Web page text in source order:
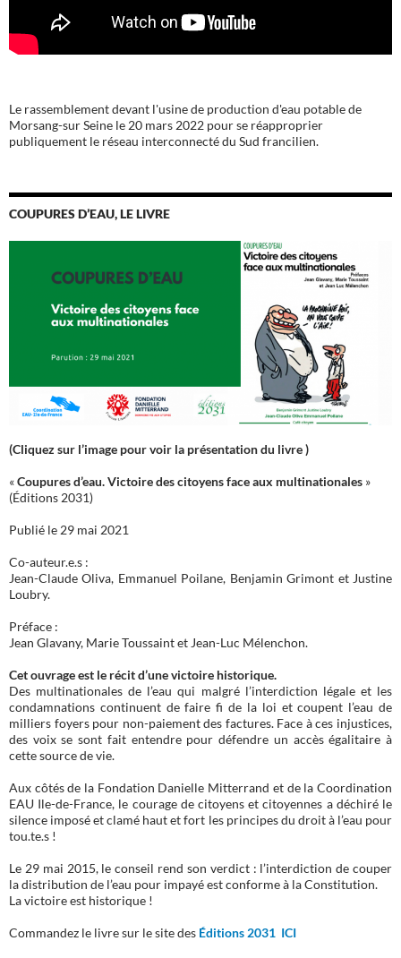
Le rassemblement devant l'usine de production d'eau potable de
Morsang-sur Seine le 20 mars 2022 pour se réapproprier
publiquement le réseau interconnecté du Sud francilien.
COUPURES D’EAU, LE LIVRE
(Cliquez sur l’image pour voir la présentation du livre )
«Coupures d’eau. Victoire des citoyens face aux multinationales »
(Éditions 2031)
Publié le 29 mai 2021
Co-auteur.e.s :
Jean-Claude Oliva, Emmanuel Poilane, Benjamin Grimont et Justine
Loubry.
Préface :
Jean Glavany, Marie Toussaint et Jean-Luc Mélenchon.
Cet ouvrage est le récit d’une victoire historique.
Des multinationales de l’eau qui malgré l’interdiction légale et les
condamnations continuent de faire fi de la loi et coupent l’eau de
milliers foyers pour non-paiement des factures. Face à ces injustices,
des voix se sont fait entendre pour défendre un accès égalitaire à
cette source de vie.
Aux côtés de la Fondation Danielle Mitterrand et de la Coordination
EAU Ile-de-France, le courage de citoyens et citoyennes a déchiré le
silence imposé et clamé haut et fort les principes du droit à l’eau pour
tou.te.s !
Le 29 mai 2015, le conseil rend son verdict : l’interdiction de couper
la distribution de l’eau pour impayé est conforme à la Constitution.
La victoire est historique !
Commandez le livre sur le site des Éditions 2031 ICI